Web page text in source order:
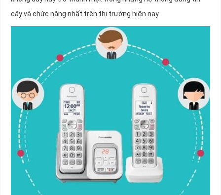
cậy và chức năng nhất trên thị trường hiện nay